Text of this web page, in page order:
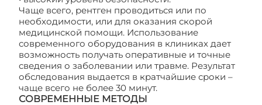
Чаще всего, рентген проводиться или по
необходимости, или для оказания скорой
медицинской помощи. Использование
современного оборудования в клиниках дает
возможность получать оперативные и точные
сведения о заболевании или травме. Результат
обследования выдается в кратчайшие сроки –
чаще всего не более 30 минут.
СОВРЕМЕННЫЕ МЕТОДЫ